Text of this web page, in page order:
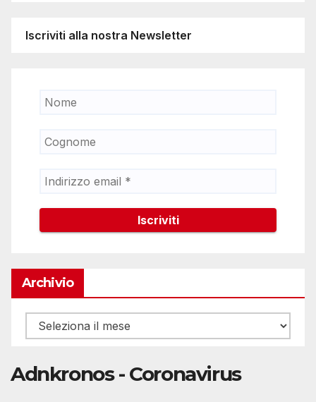
Iscriviti alla nostra Newsletter
Archivio
Archivio
Adnkronos - Coronavirus